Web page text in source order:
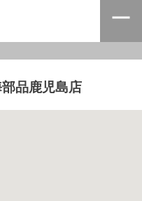
品鹿児島店